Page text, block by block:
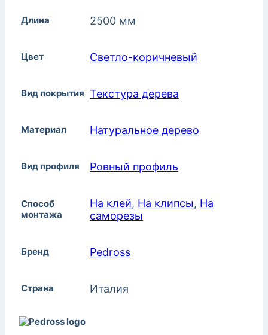
Длина 2500 мм
Цвет Светло-коричневый
Вид покрытия Текстура дерева
Материал Натуральное дерево
Вид профиля Ровный профиль
Способ
монтажа
На клей, На клипсы, На
саморезы
Бренд Pedross
Страна Италия